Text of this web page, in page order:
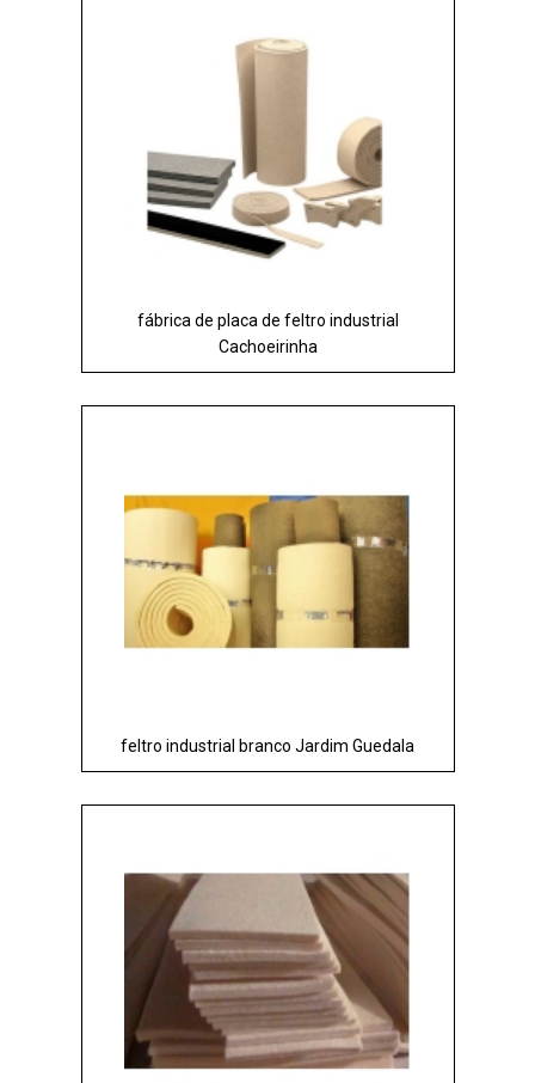
fábrica de placa de feltro industrial
Cachoeirinha
feltro industrial branco Jardim Guedala